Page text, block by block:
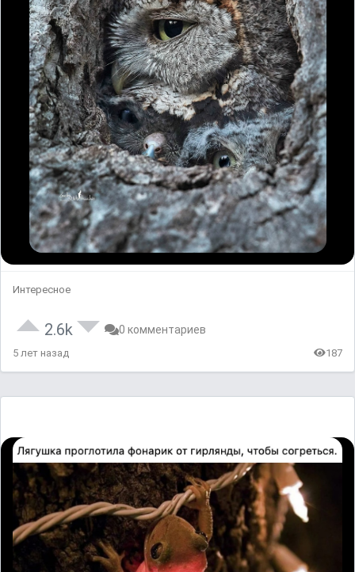
Интересное
2.6k 0 комментариев
5 лет назад 187